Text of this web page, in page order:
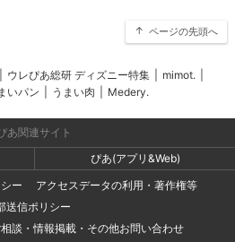
ページの先頭へ
ウレぴあ総研 ディズニー特集 mimot.
いパン うまい肉 Medery.
あ関連サイト
ぴあ(アプリ&Web)
ー
アクセスデータの利用・著作権等
送信ポリシー
談・情報掲載・その他お問い合わせ